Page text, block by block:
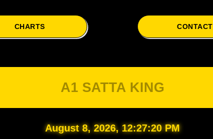
CHARTS CONTACT
A1 SATTA KING
August 8, 2026, 12:27:20 PM